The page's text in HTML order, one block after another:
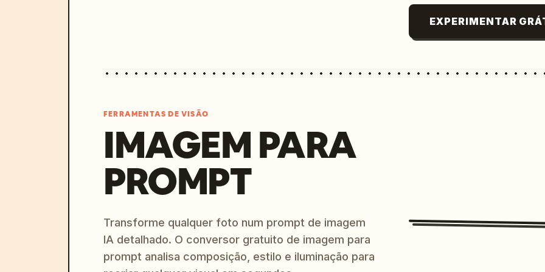
EXPERIMENTAR
FERRAMENTAS DE VISÃO
IMAGEM PARA
PROMPT
Transforme qualquer foto num prompt de imagem
IA detalhado. O conversor gratuito de imagem para
prompt analisa composição, estilo e iluminação para